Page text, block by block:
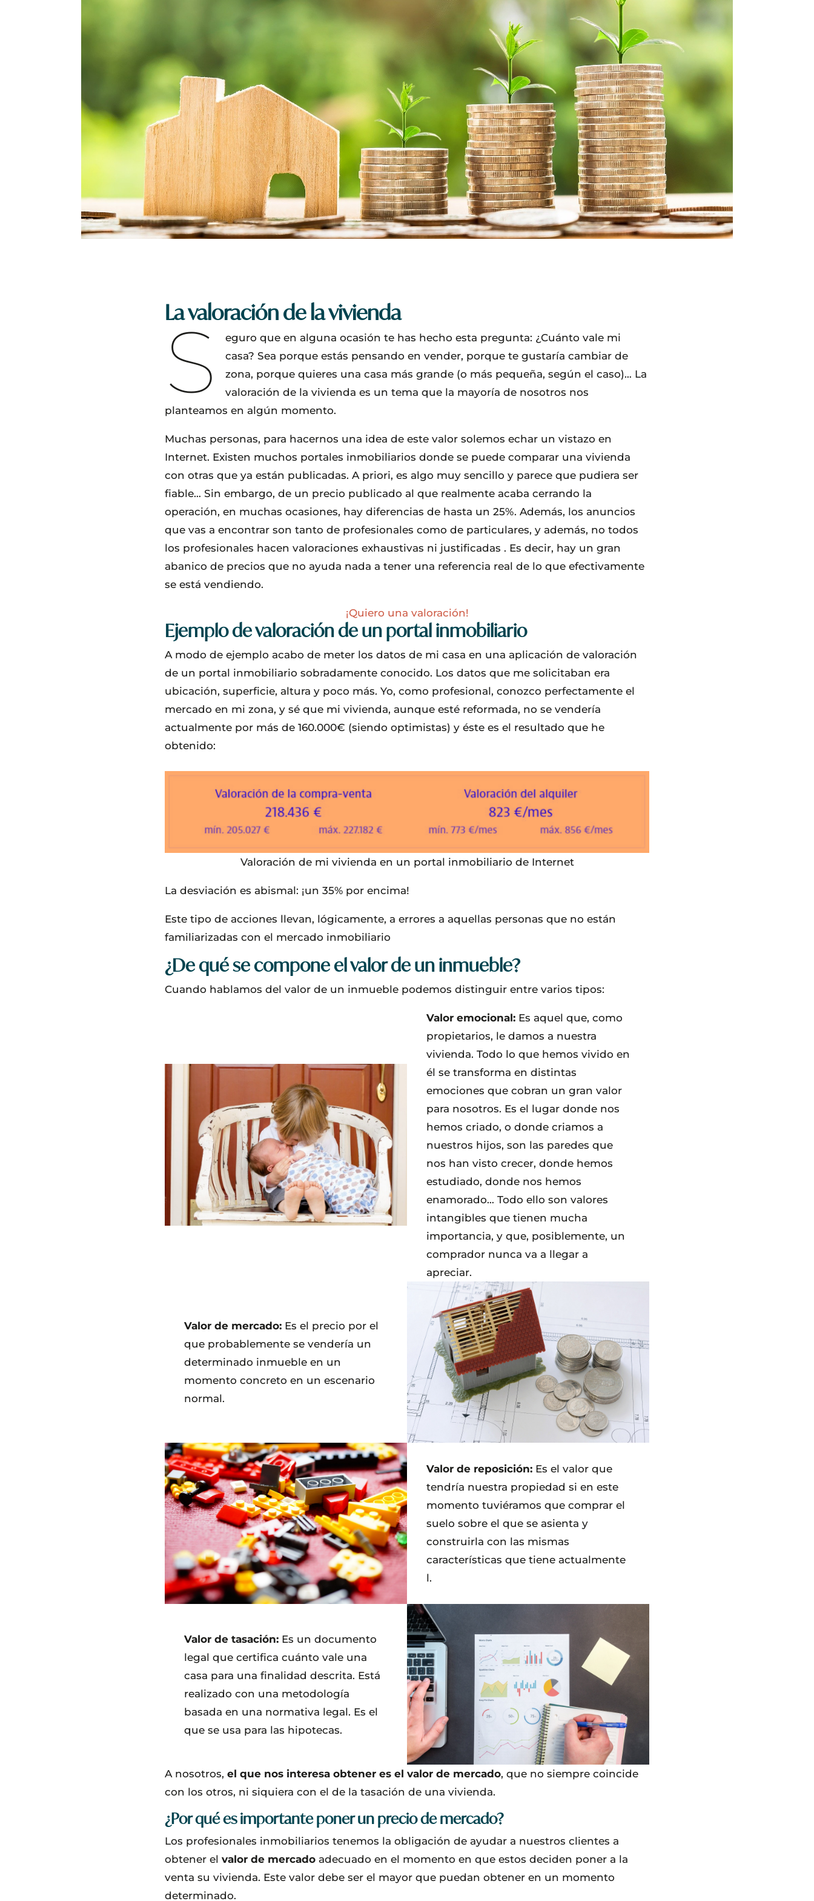
La valoración de la vivienda
S
eguro que en alguna ocasión te has hecho esta pregunta: ¿Cuánto vale mi
casa? Sea porque estás pensando en vender, porque te gustaría cambiar de
zona, porque quieres una casa más grande (o más pequeña, según el caso)… La
valoración de la vivienda es un tema que la mayoría de nosotros nos
planteamos en algún momento.
Muchas personas, para hacernos una idea de este valor solemos echar un vistazo en
Internet. Existen muchos portales inmobiliarios donde se puede comparar una vivienda
con otras que ya están publicadas. A priori, es algo muy sencillo y parece que pudiera ser
fiable… Sin embargo, de un precio publicado al que realmente acaba cerrando la
operación, en muchas ocasiones, hay diferencias de hasta un 25%. Además, los anuncios
que vas a encontrar son tanto de profesionales como de particulares, y además, no todos
los profesionales hacen valoraciones exhaustivas ni justificadas . Es decir, hay un gran
abanico de precios que no ayuda nada a tener una referencia real de lo que efectivamente
se está vendiendo.
¡Quiero una valoración!
Ejemplo de valoración de un portal inmobiliario
A modo de ejemplo acabo de meter los datos de mi casa en una aplicación de valoración
de un portal inmobiliario sobradamente conocido. Los datos que me solicitaban era
ubicación, superficie, altura y poco más. Yo, como profesional, conozco perfectamente el
mercado en mi zona, y sé que mi vivienda, aunque esté reformada, no se vendería
actualmente por más de 160.000€ (siendo optimistas) y éste es el resultado que he
obtenido:
Valoración de mi vivienda en un portal inmobiliario de Internet
La desviación es abismal: ¡un 35% por encima!
Este tipo de acciones llevan, lógicamente, a errores a aquellas personas que no están
familiarizadas con el mercado inmobiliario
¿De qué se compone el valor de un inmueble?
Cuando hablamos del valor de un inmueble podemos distinguir entre varios tipos:
Valor emocional: Es aquel que, como
propietarios, le damos a nuestra
vivienda. Todo lo que hemos vivido en
él se transforma en distintas
emociones que cobran un gran valor
para nosotros. Es el lugar donde nos
hemos criado, o donde criamos a
nuestros hijos, son las paredes que
nos han visto crecer, donde hemos
estudiado, donde nos hemos
enamorado… Todo ello son valores
intangibles que tienen mucha
importancia, y que, posiblemente, un
comprador nunca va a llegar a
apreciar.
Valor de mercado: Es el precio por el
que probablemente se vendería un
determinado inmueble en un
momento concreto en un escenario
normal.
Valor de reposición: Es el valor que
tendría nuestra propiedad si en este
momento tuviéramos que comprar el
suelo sobre el que se asienta y
construirla con las mismas
características que tiene actualmente
l.
Valor de tasación: Es un documento
legal que certifica cuánto vale una
casa para una finalidad descrita. Está
realizado con una metodología
basada en una normativa legal. Es el
que se usa para las hipotecas.
A nosotros, el que nos interesa obtener es el valor de mercado, que no siempre coincide
con los otros, ni siquiera con el de la tasación de una vivienda.
¿Por qué es importante poner un precio de mercado?
Los profesionales inmobiliarios tenemos la obligación de ayudar a nuestros clientes a
obtener el valor de mercado adecuado en el momento en que estos deciden poner a la
venta su vivienda. Este valor debe ser el mayor que puedan obtener en un momento
determinado.